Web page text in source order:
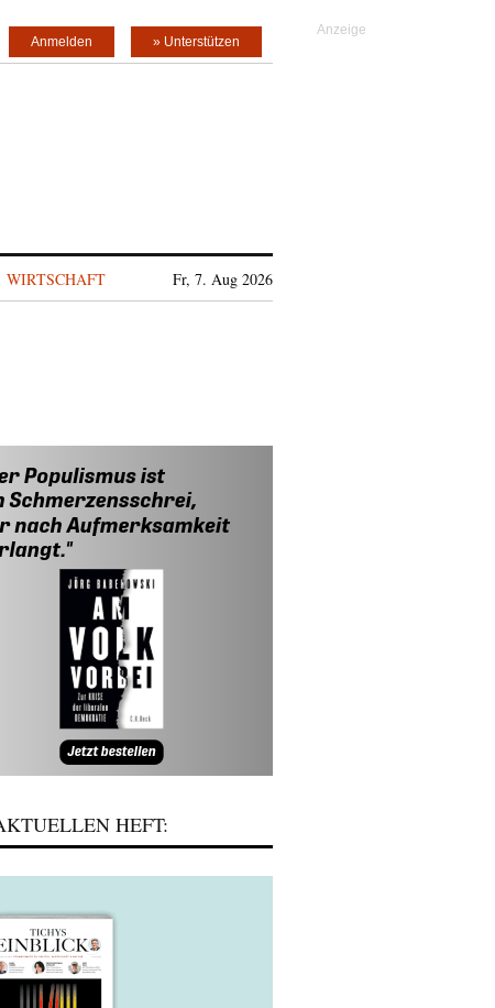
» Unterstützen
Anmelden
WIRTSCHAFT Fr, 7. Aug 2026
HEFT: